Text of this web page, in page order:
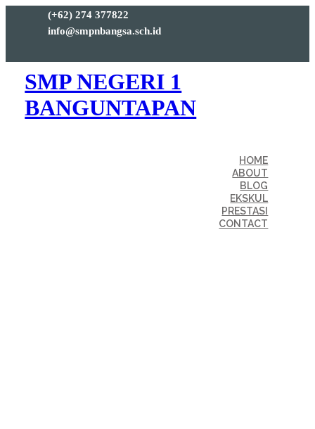
(+62) 274 377822
info@smpnbangsa.sch.id
SMP NEGERI 1
BANGUNTAPAN
HOME
ABOUT
BLOG
EKSKUL
PRESTASI
CONTACT